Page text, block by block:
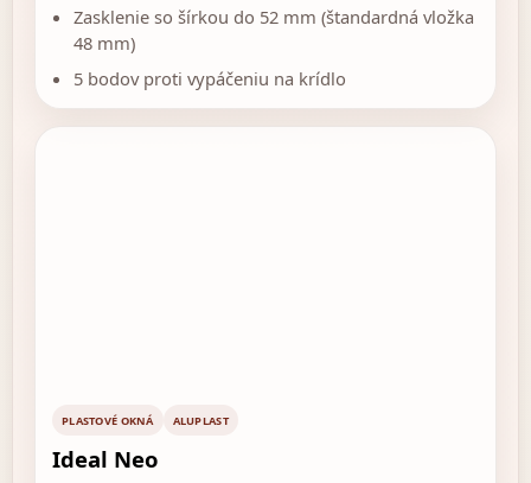
Zasklenie so šírkou do 52 mm (štandardná vložka
48 mm)
5 bodov proti vypáčeniu na krídlo
PLASTOVÉ OKNÁ ALUPLAST
Ideal Neo